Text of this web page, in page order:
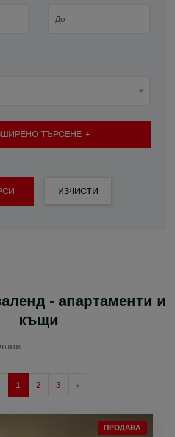
ТЪРСЕНЕ
ИЗЧИСТИ
- апартаменти и
къщи
1 2 3 ›
ПРОДАВА